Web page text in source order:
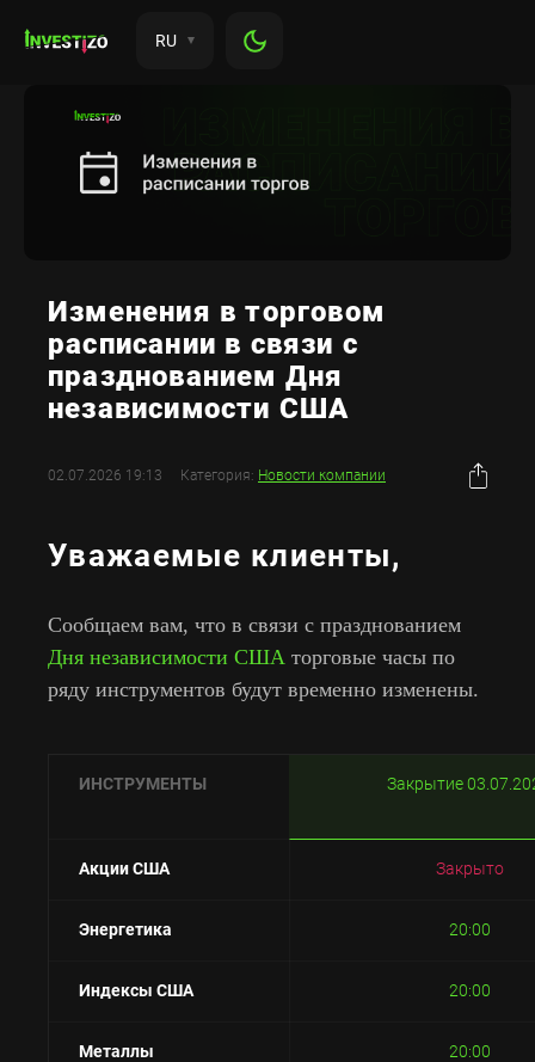
RU
Изменения в торговом
расписании в связи с
празднованием Дня
независимости США
02.07.2026 19:13 Категория: Новости компании
Уважаемые клиенты,
Сообщаем вам, что в связи с празднованием
Дня независимости США торговые часы по
ряду инструментов будут временно изменены.
ИНСТРУМЕНТЫ Закрытие
Акции США Закрыто
Энергетика 20:00
Индексы США 20:00
Металлы 20:00